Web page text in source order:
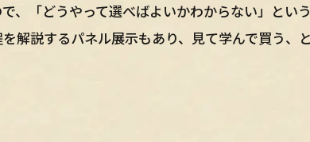
、「どうやって選べばよいかわからない」とい
解説するパネル展示もあり、見て学んで買う、